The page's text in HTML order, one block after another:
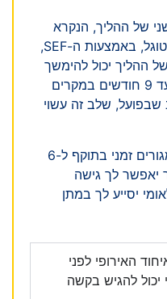
של ההליך, הנקרא
הליך רגיל, פירוש הדבר שפורטוגל, באמצעות ה-SEF,
ההליך יכול להימשך
עד 6 חודשים ויכול להתארך עד 9 חודשים במקרים
שלב זה עשוי
לאורך שלב זה, תקבל היתר מגורים זמני בתוקף ל-6
יאפשר לך גישה
יסייע לך במתן
האירופי לפני
יכול להגיש בקשה